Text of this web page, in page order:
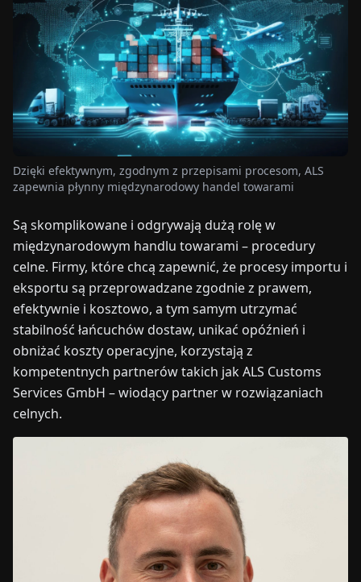
PAPER
O
NAS
ENDEFRESITNLPLHU
SKONTAKTUJ
SIĘ
Z
NAMI
Dzięki efektywnym, zgodnym z przepisami procesom, ALS
zapewnia płynny międzynarodowy handel towarami
Są skomplikowane i odgrywają dużą rolę w
międzynarodowym handlu towarami – procedury
celne. Firmy, które chcą zapewnić, że procesy importu i
eksportu są przeprowadzane zgodnie z prawem,
efektywnie i kosztowo, a tym samym utrzymać
stabilność łańcuchów dostaw, unikać opóźnień i
obniżać koszty operacyjne, korzystają z
kompetentnych partnerów takich jak ALS Customs
Services GmbH – wiodący partner w rozwiązaniach
celnych.